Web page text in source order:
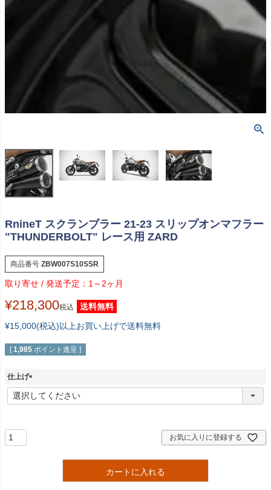
RnineT スクランブラー 21-23 スリップオンマフラー
"THUNDERBOLT" レース用 ZARD
商品番号 ZBW007S10SSR
1～2ヶ月
¥218,300税込
送料無料
¥15,000(税込)以上お買い上げで送料無料
[ 1,985 ポイント進呈 ]
仕上げ
(
必
お気に入りに登録する
カートに入れる